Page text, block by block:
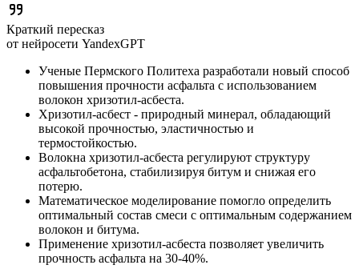
Краткий пересказ
от нейросети YandexGPT
Ученые Пермского Политеха разработали новый способ
повышения прочности асфальта с использованием
волокон хризотил-асбеста.
Хризотил-асбест - природный минерал, обладающий
высокой прочностью, эластичностью и
термостойкостью.
Волокна хризотил-асбеста регулируют структуру
асфальтобетона, стабилизируя битум и снижая его
потерю.
Математическое моделирование помогло определить
оптимальный состав смеси с оптимальным содержанием
волокон и битума.
Применение хризотил-асбеста позволяет увеличить
прочность асфальта на 30-40%.